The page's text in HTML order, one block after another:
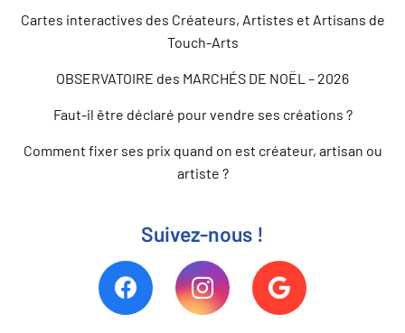
Cartes interactives des Créateurs, Artistes et Artisans de
Touch-Arts
OBSERVATOIRE des MARCHÉS DE NOËL – 2026
Faut-il être déclaré pour vendre ses créations ?
Comment fixer ses prix quand on est créateur, artisan ou
artiste ?
Suivez-nous !